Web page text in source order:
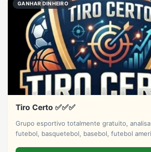
GANHAR DINHEIRO
Tiro Certo ✅✅✅
Grupo esportivo totalmente gratuito,
futebol, basquetebol, basebol, futebol